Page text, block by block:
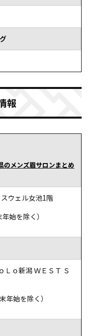
報
のメンズ眉サロンまとめ
ウェル女池1階
始を除く）
Ｌｏ新潟 ＷＥＳＴ Ｓ
年始を除く）